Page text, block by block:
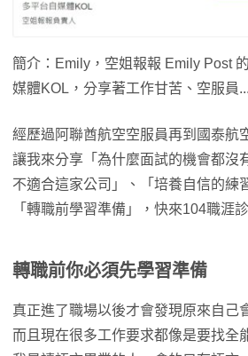
簡介：Emily，空姐報報 Emily Post
媒體KOL，分享著工作甘苦、空服員
經歷過阿聯酋航空空服員再到國泰航
讓我來分享「為什麼面試的機會都沒
不適合這家公司」、「培養自信的練
「轉職前學習準備」，快來104職涯
轉職前你必須先學習準備
真正進了職場以後才會發現原來自己
而且現在很多工作要求都像是要找全